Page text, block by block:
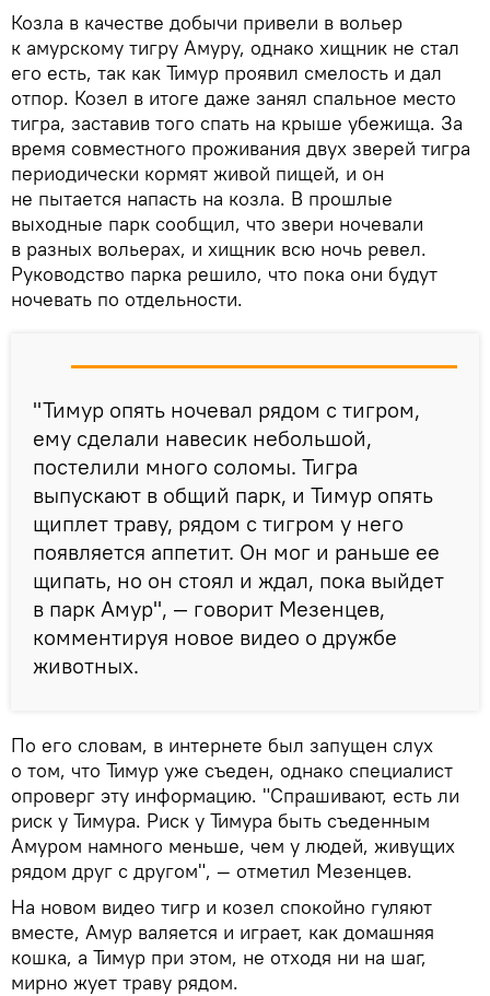
Козла в качестве добычи привели в вольер
к амурскому тигру Амуру, однако хищник не стал
его есть, так как Тимур проявил смелость и дал
отпор. Козел в итоге даже занял спальное место
тигра, заставив того спать на крыше убежища. За
время совместного проживания двух зверей тигра
периодически кормят живой пищей, и он
не пытается напасть на козла. В прошлые
выходные парк сообщил, что звери ночевали
в разных вольерах, и хищник всю ночь ревел.
Руководство парка решило, что пока они будут
ночевать по отдельности.
"Тимур опять ночевал рядом с тигром,
ему сделали навесик небольшой,
постелили много соломы. Тигра
выпускают в общий парк, и Тимур опять
щиплет траву, рядом с тигром у него
появляется аппетит. Он мог и раньше ее
щипать, но он стоял и ждал, пока выйдет
в парк Амур", — говорит Мезенцев,
комментируя новое видео о дружбе
животных.
По его словам, в интернете был запущен слух
о том, что Тимур уже съеден, однако специалист
опроверг эту информацию. "Спрашивают, есть ли
риск у Тимура. Риск у Тимура быть съеденным
Амуром намного меньше, чем у людей, живущих
рядом друг с другом", — отметил Мезенцев.
На новом видео тигр и козел спокойно гуляют
вместе, Амур валяется и играет, как домашняя
кошка, а Тимур при этом, не отходя ни на шаг,
мирно жует траву рядом.